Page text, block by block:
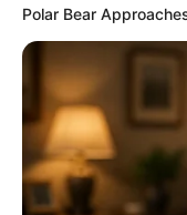
Polar Bear